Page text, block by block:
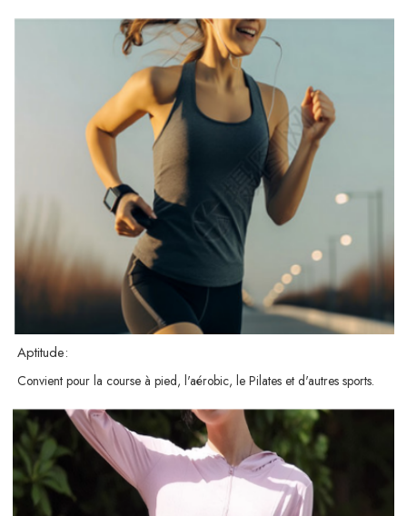
Aptitude:
Convient pour la course à pied, l'aérobic, le Pilates et d'autres sports.